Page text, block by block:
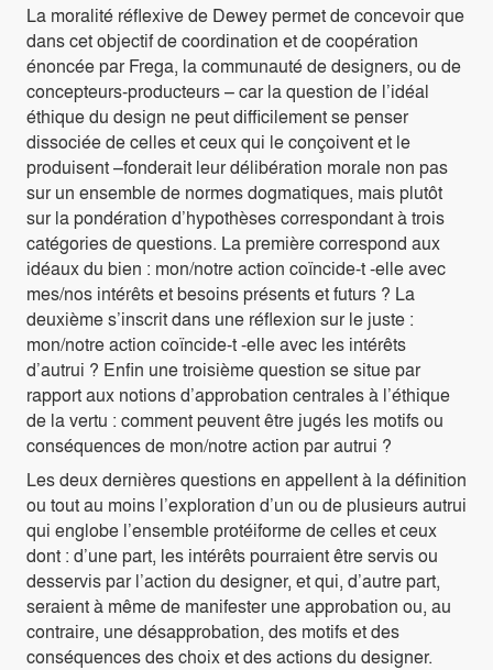
La moralité réflexive de Dewey permet de concevoir que
dans cet objectif de coordination et de coopération
énoncée par Frega, la communauté de designers, ou de
concepteurs-producteurs – car la question de l’idéal
éthique du design ne peut difficilement se penser
dissociée de celles et ceux qui le conçoivent et le
produisent –fonderait leur délibération morale non pas
sur un ensemble de normes dogmatiques, mais plutôt
sur la pondération d’hypothèses correspondant à trois
catégories de questions. La première correspond aux
idéaux du bien : mon/notre action coïncide-t -elle avec
mes/nos intérêts et besoins présents et futurs ? La
deuxième s’inscrit dans une réflexion sur le juste :
mon/notre action coïncide-t -elle avec les intérêts
d’autrui ? Enfin une troisième question se situe par
rapport aux notions d’approbation centrales à l’éthique
de la vertu : comment peuvent être jugés les motifs ou
conséquences de mon/notre action par autrui ?
Les deux dernières questions en appellent à la définition
ou tout au moins l’exploration d’un ou de plusieurs autrui
qui englobe l’ensemble protéiforme de celles et ceux
dont : d’une part, les intérêts pourraient être servis ou
desservis par l’action du designer, et qui, d’autre part,
seraient à même de manifester une approbation ou, au
contraire, une désapprobation, des motifs et des
conséquences des choix et des actions du designer.